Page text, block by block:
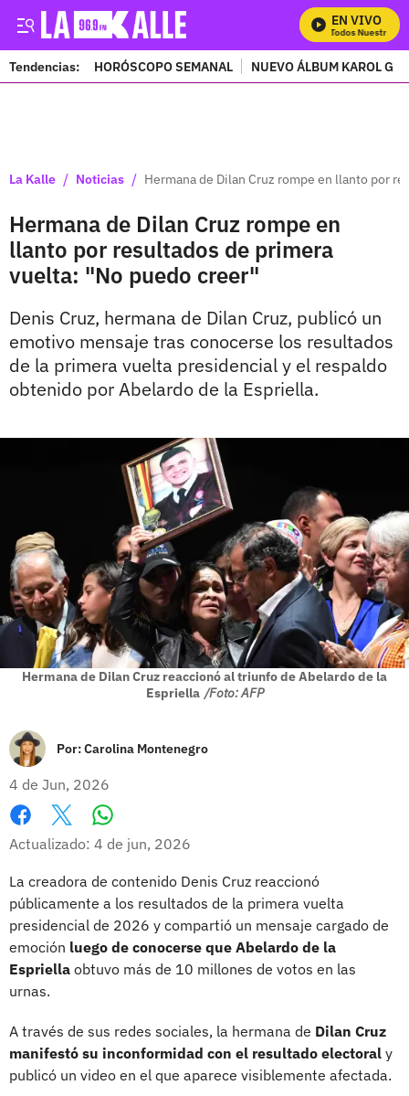
EN VIVO
Mira Todos Nuestros
Tendencias: HORÓSCOPO SEMANAL NUEVO ÁLBUM KAROL G
La Kalle / Noticias / Hermana de Dilan Cruz rompe en llanto por
Hermana de Dilan Cruz rompe en
llanto por resultados de primera
vuelta: "No puedo creer"
Denis Cruz, hermana de Dilan Cruz, publicó un
emotivo mensaje tras conocerse los resultados
de la primera vuelta presidencial y el respaldo
obtenido por Abelardo de la Espriella.
Hermana de Dilan Cruz reaccionó al triunfo de Abelardo de la
Espriella /Foto: AFP
Por:Carolina Montenegro
4 de Jun, 2026
Facebook
X
Actualizado: 4 de jun, 2026
La creadora de contenido Denis Cruz reaccionó
públicamente a los resultados de la primera vuelta
presidencial de 2026 y compartió un mensaje cargado de
emoción luego de conocerse que Abelardo de la
Espriella obtuvo más de 10 millones de votos en las
urnas.
A través de sus redes sociales, la hermana de Dilan Cruz
manifestó su inconformidad con el resultado electoral y
publicó un video en el que aparece visiblemente afectada.